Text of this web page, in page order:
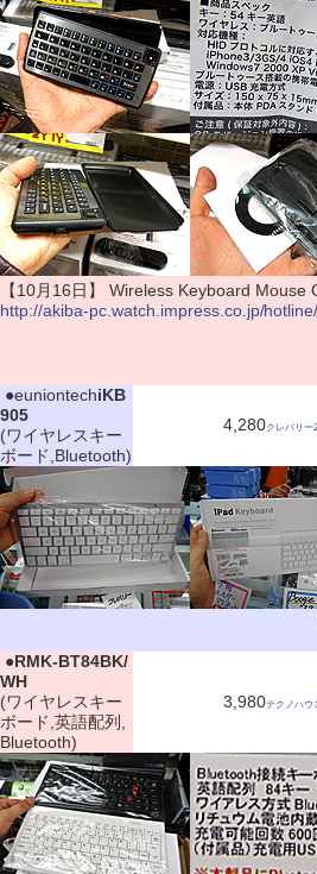
【10月16日】 Wireless Keyboard Mouse
http://akiba-pc.watch.impress.co.jp/
●euniontechiKB
905
(ワイヤレスキー
ボード,Bluetooth)
4,280クレバリー
●RMK-BT84BK/
WH
(ワイヤレスキー
ボード,英語配列,
Bluetooth)
3,980テクノハウ